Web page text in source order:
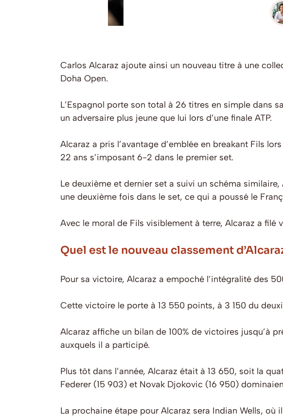
Carlos Alcaraz ajoute ainsi un nouveau titre à une
Doha Open.
L’Espagnol porte son total à 26 titres en simple dans
un adversaire plus jeune que lui lors d’une finale ATP.
Alcaraz a pris l’avantage d’emblée en breakant Fils
22 ans s’imposant 6-2 dans le premier set.
Le deuxième et dernier set a suivi un schéma
une deuxième fois dans le set, ce qui a poussé le
Avec le moral de Fils visiblement à terre, Alcaraz a
Quel est le nouveau classement
Pour sa victoire, Alcaraz a empoché l’intégralité des
Cette victoire le porte à 13 550 points, à 3 150 du
Alcaraz affiche un bilan de 100% de victoires jusqu’à
auxquels il a participé.
Plus tôt dans l’année, Alcaraz était à 13 650, soit la
Federer (15 903) et Novak Djokovic (16 950)
La prochaine étape pour Alcaraz sera Indian Wells,